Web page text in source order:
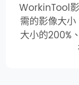
WorkinTool
需的影像大
大小的200%